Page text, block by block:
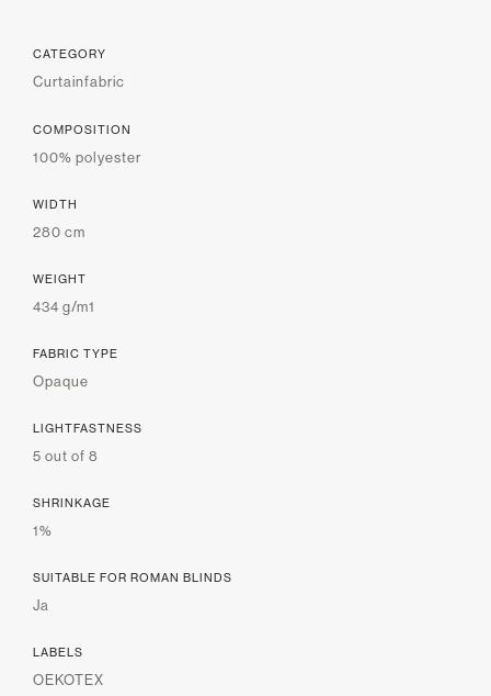
CATEGORY
Curtainfabric
COMPOSITION
100% polyester
WIDTH
280 cm
WEIGHT
434 g/m1
FABRIC TYPE
Opaque
LIGHTFASTNESS
5 out of 8
SHRINKAGE
1%
SUITABLE FOR ROMAN BLINDS
Ja
LABELS
OEKOTEX